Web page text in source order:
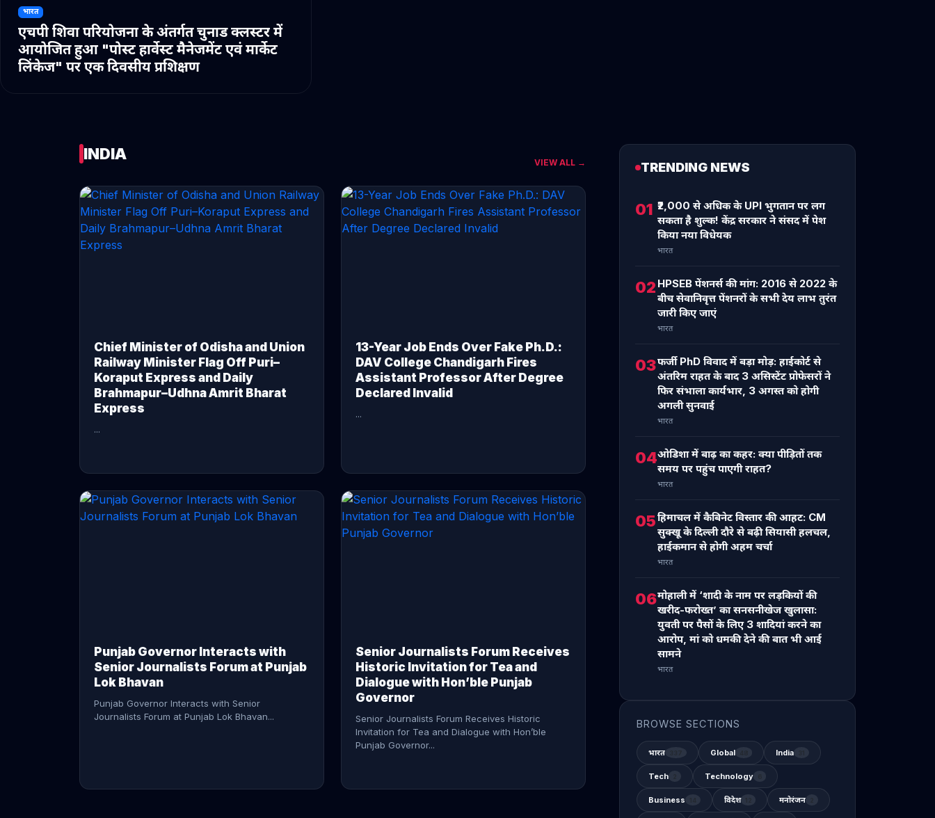
भारत
एचपी शिवा परियोजना के अंतर्गत चुनाड क्लस्टर में
आयोजित हुआ "पोस्ट हार्वेस्ट मैनेजमेंट एवं मार्केट
लिंकेज" पर एक दिवसीय प्रशिक्षण
INDIA VIEW ALL →
Chief Minister of Odisha and Union
Railway Minister Flag Off Puri–
Koraput Express and Daily
Brahmapur–Udhna Amrit Bharat
Express
...
13-Year Job Ends Over Fake Ph.D.:
DAV College Chandigarh Fires
Assistant Professor After Degree
Declared Invalid
...
Punjab Governor Interacts with
Senior Journalists Forum at Punjab
Lok Bhavan
Punjab Governor Interacts with Senior
Journalists Forum at Punjab Lok Bhavan...
Senior Journalists Forum Receives
Historic Invitation for Tea and
Dialogue with Hon’ble Punjab
Governor
Senior Journalists Forum Receives Historic
Invitation for Tea and Dialogue with Hon’ble
Punjab Governor...
TRENDING NEWS
01 ₹2,000 से अधिक के UPI भुगतान पर लग
सकता है शुल्क! केंद्र सरकार ने संसद में पेश
किया नया विधेयक
भारत
02 HPSEB पेंशनर्स की मांग: 2016 से 2022 के
बीच सेवानिवृत्त पेंशनरों के सभी देय लाभ तुरंत
जारी किए जाएं
भारत
03फर्जी PhD विवाद में बड़ा मोड़: हाईकोर्ट से
अंतरिम राहत के बाद 3 असिस्टेंट प्रोफेसरों ने
फिर संभाला कार्यभार, 3 अगस्त को होगी
अगली सुनवाई
भारत
04ओडिशा में बाढ़ का कहर: क्या पीड़ितों तक
समय पर पहुंच पाएगी राहत?
भारत
05हिमाचल में कैबिनेट विस्तार की आहट: CM
सुक्खू के दिल्ली दौरे से बढ़ी सियासी हलचल,
हाईकमान से होगी अहम चर्चा
भारत
06मोहाली में ‘शादी के नाम पर लड़कियों की
खरीद-फरोख्त’ का सनसनीखेज खुलासा:
युवती पर पैसों के लिए 3 शादियां करने का
आरोप, मां को धमकी देने की बात भी आई
सामने
भारत
BROWSE SECTIONS
भारत Global India
Tech Technology
Business विदेश मनोरंजन